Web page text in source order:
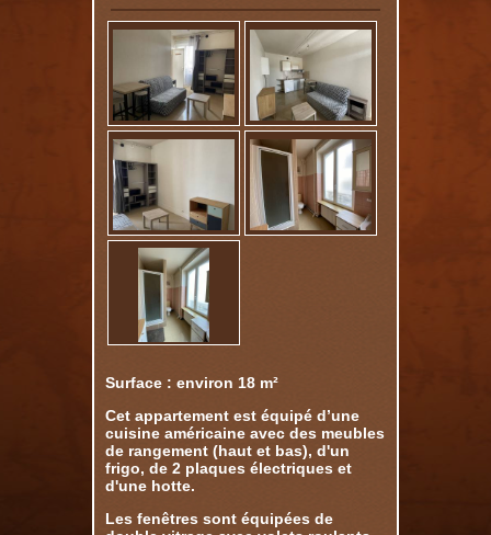
Surface : environ 18 m²
Cet appartement est équipé d’une
cuisine américaine avec des meubles
de rangement (haut et bas), d'un
frigo, de 2 plaques électriques et
d'une hotte.
Les fenêtres sont équipées de